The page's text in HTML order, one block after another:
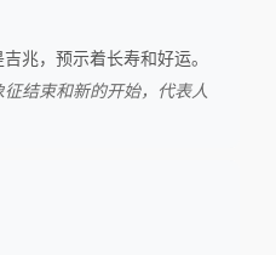
兆，预示着长寿和好运。
征结束和新的开始，代表人